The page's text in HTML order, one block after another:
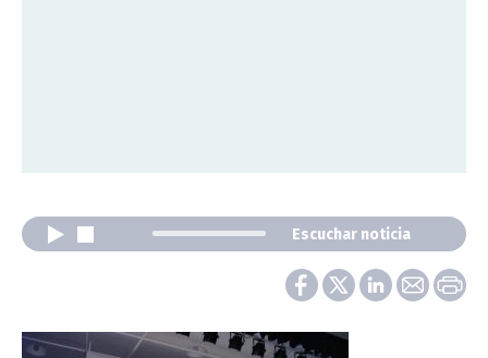
Escuchar noticia